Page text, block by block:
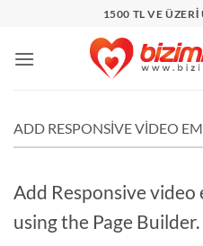
1500 TL VE ÜZERİ
ADD RESPONSIVE VIDEO
Add Responsive
using the Page Builder.